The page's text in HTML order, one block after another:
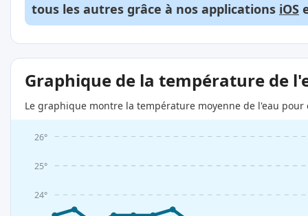
tous les autres grâce à nos applications iOS
Graphique de la température de
Le graphique montre la température moyenne de l'eau
24°
25°
26°